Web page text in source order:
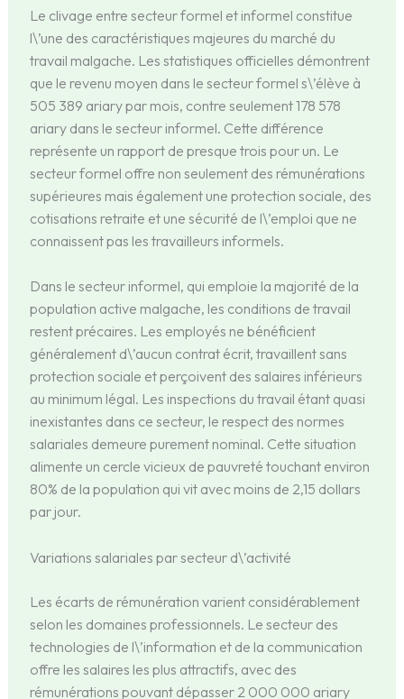
Le clivage entre secteur formel et informel constitue
l\’une des caractéristiques majeures du marché du
travail malgache. Les statistiques officielles démontrent
que le revenu moyen dans le secteur formel s\’élève à
505 389 ariary par mois, contre seulement 178 578
ariary dans le secteur informel. Cette différence
représente un rapport de presque trois pour un. Le
secteur formel offre non seulement des rémunérations
supérieures mais également une protection sociale, des
cotisations retraite et une sécurité de l\’emploi que ne
connaissent pas les travailleurs informels.
Dans le secteur informel, qui emploie la majorité de la
population active malgache, les conditions de travail
restent précaires. Les employés ne bénéficient
généralement d\’aucun contrat écrit, travaillent sans
protection sociale et perçoivent des salaires inférieurs
au minimum légal. Les inspections du travail étant quasi
inexistantes dans ce secteur, le respect des normes
salariales demeure purement nominal. Cette situation
alimente un cercle vicieux de pauvreté touchant environ
80% de la population qui vit avec moins de 2,15 dollars
par jour.
Variations salariales par secteur d\’activité
Les écarts de rémunération varient considérablement
selon les domaines professionnels. Le secteur des
technologies de l\’information et de la communication
offre les salaires les plus attractifs, avec des
rémunérations pouvant dépasser 2 000 000 ariary